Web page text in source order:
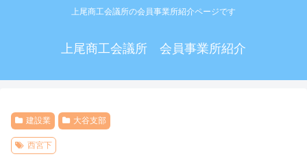
上尾商工会議所の会員事業所紹介ページです
上尾商工会議所 会員事業所紹介
建設業 大谷支部
西宮下